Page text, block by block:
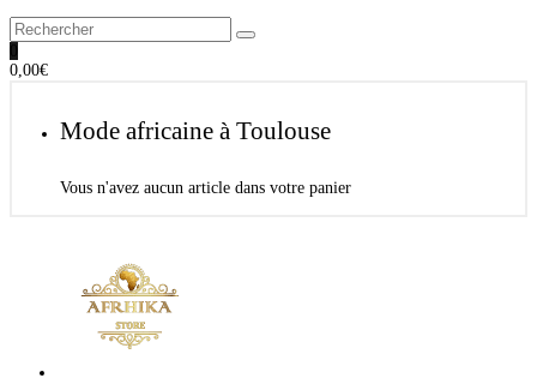
0
0,00€
Mode africaine à Toulouse
Vous n'avez aucun article dans votre panier